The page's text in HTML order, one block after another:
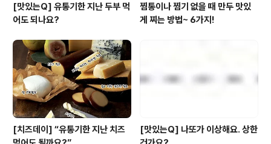
[맛있는Q] 유통기한 지난 두부 먹
어도 되나요?
찜통이나 찜기 없을 때 만두 맛있
게 찌는 방법~ 6가지!
[치즈데이] “유통기한 지난 치즈
[맛있는Q] 나또가 이상해요. 상한